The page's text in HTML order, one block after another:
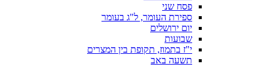
פסח שני
ספירת העומר, ל"ג בעומר
יום ירושלים
שבועות
י"ז בתמוז, תקופת בין המצרים
תשעה באב